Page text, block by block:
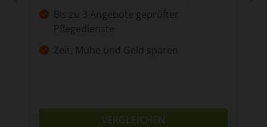
Bis zu 3 Angebote geprüfter
Pflegedienste
Zeit, Mühe und Geld sparen
VERGLEICHEN